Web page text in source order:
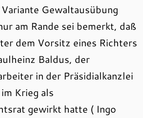
Gewaltausübung
am Rande sei bemerkt, daß
dem Vorsitz eines Richters
Baldus, der
in der Präsidialkanzlei
Krieg als
gewirkt hatte ( Ingo